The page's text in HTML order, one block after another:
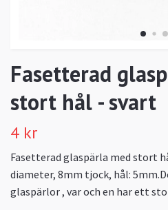
Fasetterad
stort hål - svart
4 kr
Fasetterad glaspärla med stort
diameter, 8mm tjock, hål:
glaspärlor , var och en har ett